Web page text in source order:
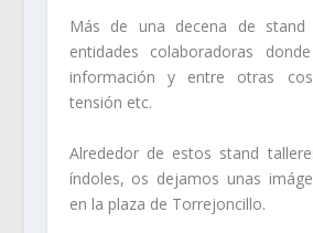
Más de una decena de stand
entidades colaboradoras
información y entre otras
tensión etc.
Alrededor de estos stand
índoles, os dejamos unas
en la plaza de Torrejoncillo.